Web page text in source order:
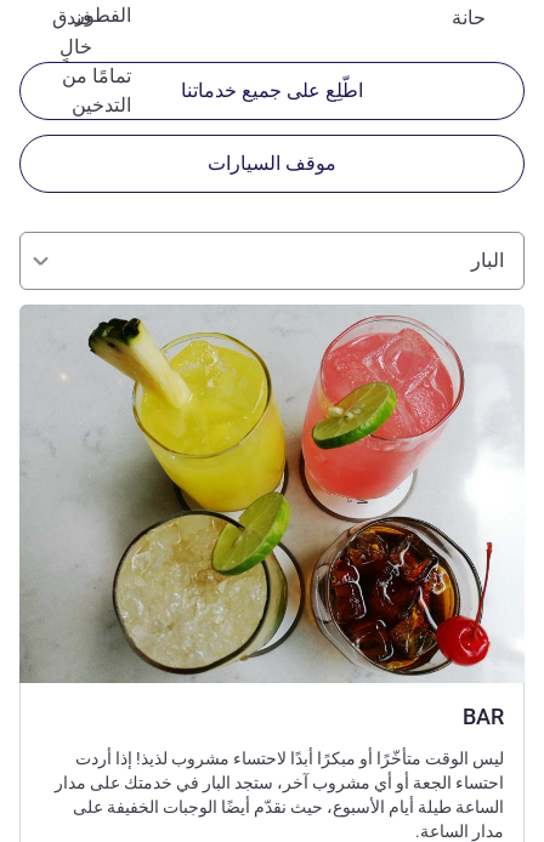
الفطور حانة
فندق
خالٍ
تمامًا من
التدخين
اطّلِع على جميع خدماتنا
موقف السيارات
البار
BAR
راجع التفاصيل
ليس الوقت متأخّرًا أو مبكرًا أبدًا لاحتساء مشروب لذيذ! إذا أردت
احتساء الجعة أو أي مشروب آخر، ستجد البار في خدمتك على مدار
الساعة طيلة أيام الأسبوع، حيث نقدّم أيضًا الوجبات الخفيفة على
مدار الساعة.